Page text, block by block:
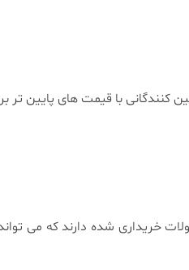
کنندگانی با قیمت های پایین تر
خریداری شده دارند که می